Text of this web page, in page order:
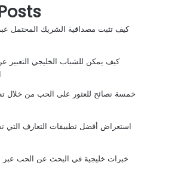
كيف تثبت مصداقية الشريك المحتمل
كيف يمكن للشباب الخليجي التعبير
خمسة نصائح للعثور على الحب من خلال
استعراض أفضل تطبيقات التعارف التي
خبرات خليجية في البحث عن الحب عبر